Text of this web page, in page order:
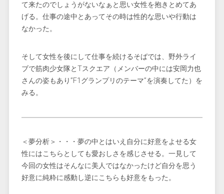
て来たのでしょうがないなぁと思い女性を抱きとめてあ
げる。仕事の途中とあってその時は性的な思いや行動は
なかった。
そして女性を後にして仕事を続けるそばでは、野外ライ
ブで筋肉少女隊とTスクエア（メンバーの中には安岡力也
さんの姿もあり”F1グランプリのテーマ”を演奏してた）を
みる。
＜夢分析＞・・・夢の中とはいえ自分に好意をよせる女
性にはこちらとしても愛おしさを感じさせる。一見して
今回の女性はそんなに美人ではなかったけど自分を思う
好意に純粋に感動し逆にこちらも好意をもった。